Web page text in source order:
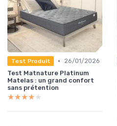
Test Produit •
26/01/2026
Test Matnature Platinum
Matelas : un grand confort
sans prétention
★★★★★
★★★★★